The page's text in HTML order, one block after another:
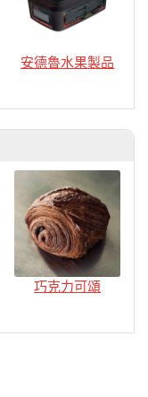
安德魯水果製品
巧克力可頌